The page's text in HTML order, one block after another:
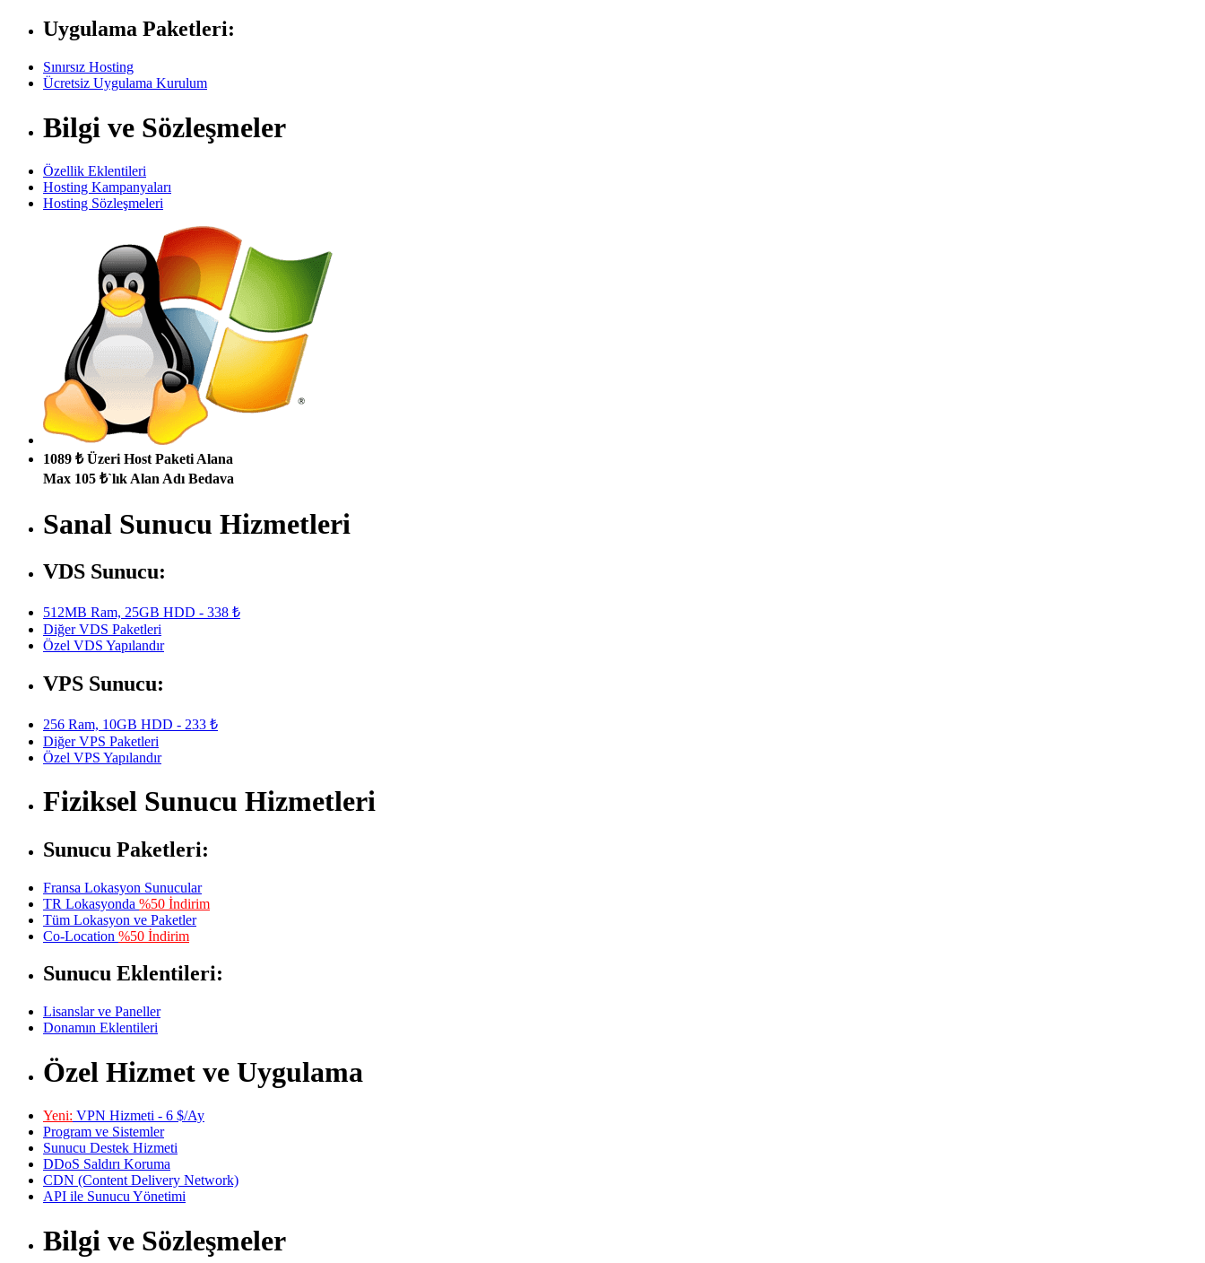
Uygulama Paketleri:
Sınırsız Hosting
Ücretsiz Uygulama Kurulum
Bilgi ve Sözleşmeler
Özellik Eklentileri
Hosting Kampanyaları
Hosting Sözleşmeleri
1089 ₺ Üzeri Host Paketi Alana
Max 105 ₺`lık Alan Adı Bedava
Sanal Sunucu Hizmetleri
VDS Sunucu:
512MB Ram, 25GB HDD - 338 ₺
Diğer VDS Paketleri
Özel VDS Yapılandır
VPS Sunucu:
256 Ram, 10GB HDD - 233 ₺
Diğer VPS Paketleri
Özel VPS Yapılandır
Fiziksel Sunucu Hizmetleri
Sunucu Paketleri:
Fransa Lokasyon Sunucular
TR Lokasyonda %50 İndirim
Tüm Lokasyon ve Paketler
Co-Location %50 İndirim
Sunucu Eklentileri:
Lisanslar ve Paneller
Donamın Eklentileri
Özel Hizmet ve Uygulama
Yeni: VPN Hizmeti - 6 $/Ay
Program ve Sistemler
Sunucu Destek Hizmeti
DDoS Saldırı Koruma
CDN (Content Delivery Network)
API ile Sunucu Yönetimi
Bilgi ve Sözleşmeler